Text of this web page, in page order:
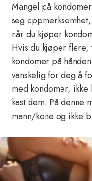
Mangel på
seg
når du kjøper
Hvis du kjøper flere,
kondomer på
vanskelig for deg å
med kondomer,
kast dem. På denne
mann/kone og ikke